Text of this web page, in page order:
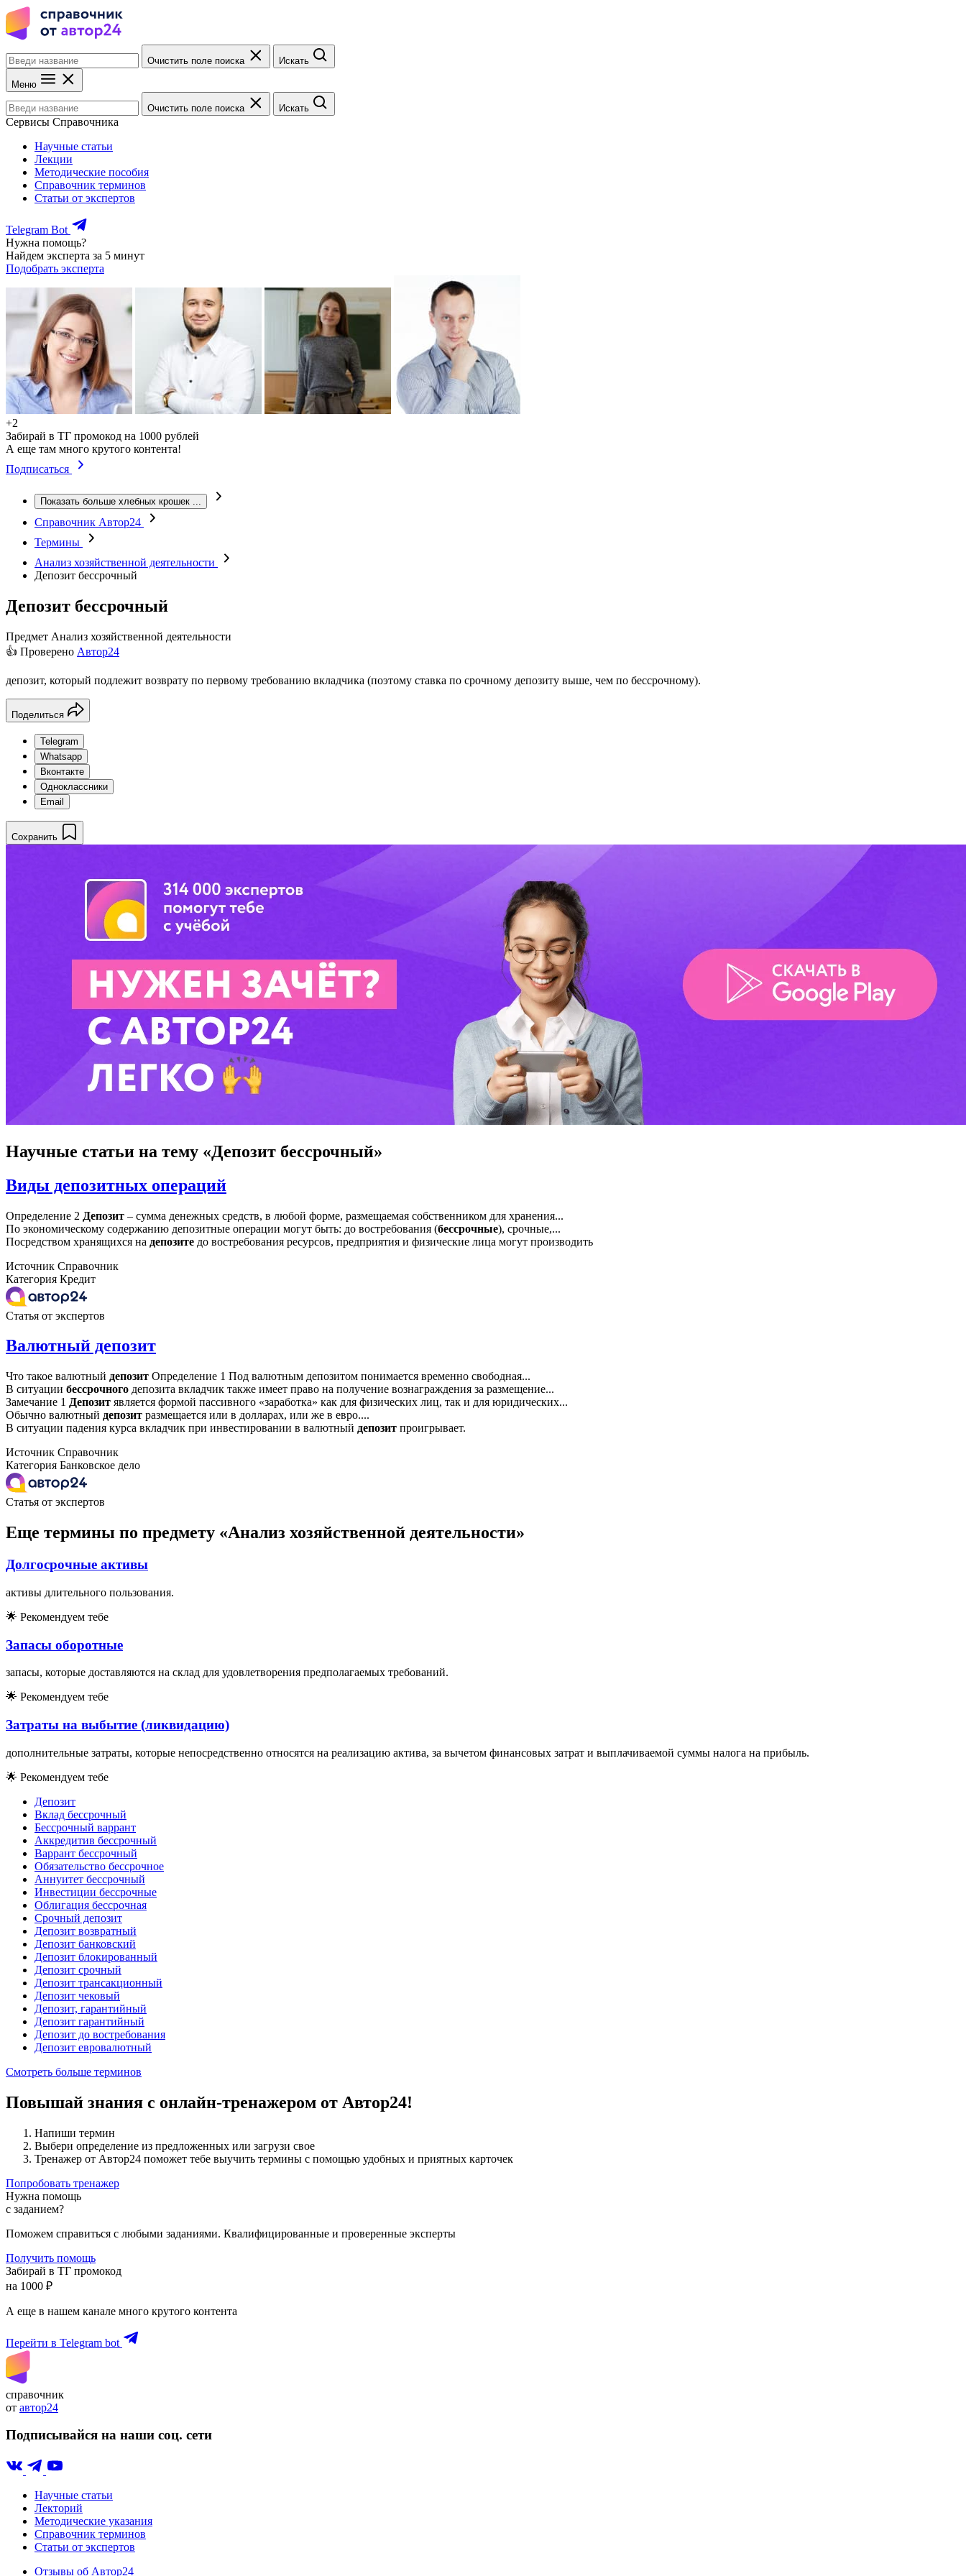
Очистить поле поиска Искать
Меню
Очистить поле поиска Искать
Сервисы Справочника
Научные статьи
Лекции
Методические пособия
Справочник терминов
Статьи от экспертов
Telegram Bot
Нужна помощь?
Найдем эксперта за 5 минут
Подобрать эксперта
+2
Забирай в ТГ промокод на 1000 рублей
А еще там много крутого контента!
Подписаться
Показать больше хлебных крошек ...
Справочник Автор24
Термины
Анализ хозяйственной деятельности
Депозит бессрочный
Депозит бессрочный
Предмет Анализ хозяйственной деятельности
👍 Проверено Автор24
депозит, который подлежит возврату по первому требованию вкладчика (поэтому ставка по срочному депозиту выше, чем по бессрочному).
Поделиться
Telegram
Whatsapp
Вконтакте
Одноклассники
Email
Сохранить
Научные статьи на тему «Депозит бессрочный»
Виды депозитных операций
Определение 2 Депозит – сумма денежных средств, в любой форме, размещаемая собственником для хранения...
По экономическому содержанию депозитные операции могут быть: до востребования (бессрочные), срочные,...
Посредством хранящихся на депозите до востребования ресурсов, предприятия и физические лица могут производить
Источник Справочник
Категория Кредит
Статья от экспертов
Валютный депозит
Что такое валютный депозит Определение 1 Под валютным депозитом понимается временно свободная...
В ситуации бессрочного депозита вкладчик также имеет право на получение вознаграждения за размещение...
Замечание 1 Депозит является формой пассивного «заработка» как для физических лиц, так и для юридических...
Обычно валютный депозит размещается или в долларах, или же в евро....
В ситуации падения курса вкладчик при инвестировании в валютный депозит проигрывает.
Источник Справочник
Категория Банковское дело
Статья от экспертов
Еще термины по предмету «Анализ хозяйственной деятельности»
Долгосрочные активы
активы длительного пользования.
🌟 Рекомендуем тебе
Запасы оборотные
запасы, которые доставляются на склад для удовлетворения предполагаемых требований.
🌟 Рекомендуем тебе
Затраты на выбытие (ликвидацию)
дополнительные затраты, которые непосредственно относятся на реализацию актива, за вычетом финансовых затрат и выплачиваемой суммы налога на прибыль.
🌟 Рекомендуем тебе
Депозит
Вклад бессрочный
Бессрочный варрант
Аккредитив бессрочный
Варрант бессрочный
Обязательство бессрочное
Аннуитет бессрочный
Инвестиции бессрочные
Облигация бессрочная
Срочный депозит
Депозит возвратный
Депозит банковский
Депозит блокированный
Депозит срочный
Депозит трансакционный
Депозит чековый
Депозит, гарантийный
Депозит гарантийный
Депозит до востребования
Депозит евровалютный
Смотреть больше терминов
Повышай знания с онлайн-тренажером от Автор24!
Напиши термин
Выбери определение из предложенных или загрузи свое
Тренажер от Автор24 поможет тебе выучить термины с помощью удобных и приятных карточек
Попробовать тренажер
Нужна помощь
с заданием?
Поможем справиться с любыми заданиями. Квалифицированные и проверенные эксперты
Получить помощь
Забирай в ТГ промокод
на 1000 ₽
А еще в нашем канале много крутого контента
Перейти в Telegram bot
справочник
от автор24
Подписывайся на наши соц. сети
Научные статьи
Лекторий
Методические указания
Справочник терминов
Статьи от экспертов
Отзывы об Автор24